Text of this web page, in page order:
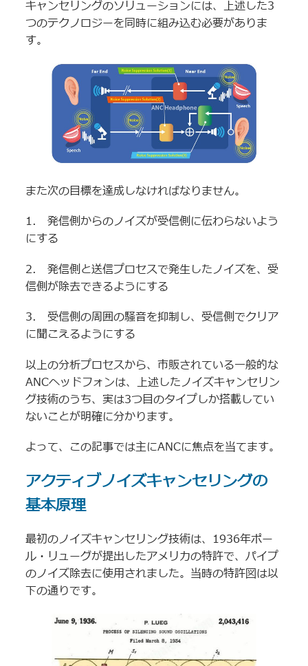
キャンセリングのソリューションには、上述した3
つのテクノロジーを同時に組み込む必要がありま
す。
また次の目標を達成しなければなりません。
1. 発信側からのノイズが受信側に伝わらないよう
にする
2. 発信側と送信プロセスで発生したノイズを、受
信側が除去できるようにする
3. 受信側の周囲の騒音を抑制し、受信側でクリア
に聞こえるようにする
以上の分析プロセスから、市販されている一般的な
ANCヘッドフォンは、上述したノイズキャンセリン
グ技術のうち、実は3つ目のタイプしか搭載してい
ないことが明確に分かります。
よって、この記事では主にANCに焦点を当てます。
アクティブノイズキャンセリングの
基本原理
最初のノイズキャンセリング技術は、1936年ポー
ル・リューグが提出したアメリカの特許で、パイプ
のノイズ除去に使用されました。当時の特許図は以
下の通りです。